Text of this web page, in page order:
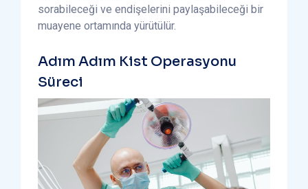
sorabileceği ve endişelerini paylaşabileceği bir
muayene ortamında yürütülür.
Adım Adım Kist Operasyonu
Süreci